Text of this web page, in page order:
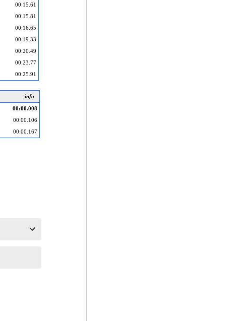
00:15.61
00:15.81
00:16.65
00:19.33
00:20.49
00:23.77
00:25.91
info
00:00.008
00:00.106
00:00.167